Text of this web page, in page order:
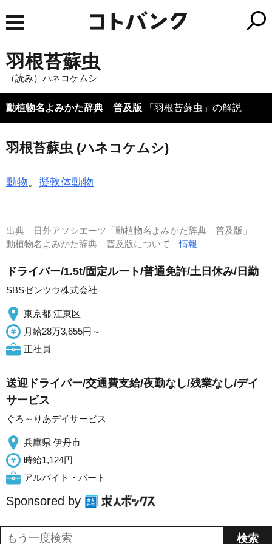
羽根苔蘇虫
（読み）ハネコケムシ
動植物名よみかた辞典 普及版 「羽根苔蘇虫」の解説
羽根苔蘇虫 (ハネコケムシ)
動物。 擬軟体動物
出典
日外アソシエーツ「動植物名よみかた辞典 普及版」
動植物名よみかた辞典 普及版について情報
ドライバー/1.5t/固定ルート/普通免許/土日休み/日勤
SBSゼンツウ株式会社
東京都 江東区
月給28万3,655円～
正社員
送迎ドライバー/交通費支給/夜勤なし/残業なし/デイ
サービス
ぐろ～りあデイサービス
兵庫県 伊丹市
時給1,124円
アルバイト・パート
Sponsored by